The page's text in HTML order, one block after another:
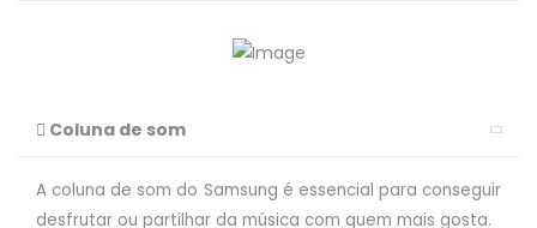
Coluna de som
A coluna de som do Samsung é essencial para conseguir
desfrutar ou partilhar da música com quem mais gosta.